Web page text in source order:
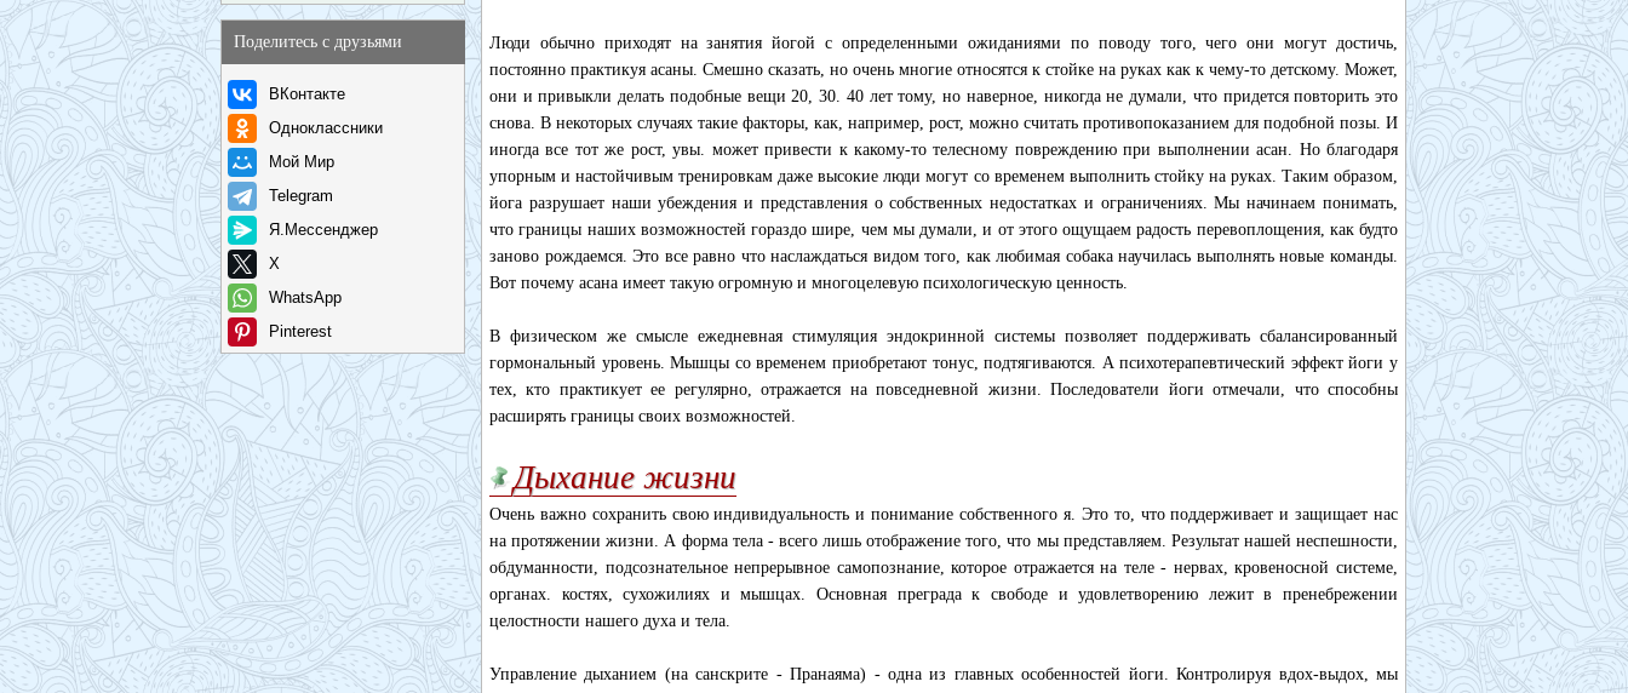
Поделитесь с друзьями
ВКонтакте
Одноклассники
Мой Мир
Telegram
Я.Мессенджер
X
WhatsApp
Pinterest
Люди обычно приходят на занятия йогой с определенными ожиданиями по поводу того, чего они могут достичь,
постоянно практикуя асаны. Смешно сказать, но очень многие относятся к стойке на руках как к чему-то детскому. Может,
они и привыкли делать подобные вещи 20, 30. 40 лет тому, но наверное, никогда не думали, что придется повторить это
снова. В некоторых случаях такие факторы, как, например, рост, можно считать противопоказанием для подобной позы. И
иногда все тот же рост, увы. может привести к какому-то телесному повреждению при выполнении асан. Но благодаря
упорным и настойчивым тренировкам даже высокие люди могут со временем выполнить стойку на руках. Таким образом,
йога разрушает наши убеждения и представления о собственных недостатках и ограничениях. Мы начинаем понимать,
что границы наших возможностей гораздо шире, чем мы думали, и от этого ощущаем радость перевоплощения, как будто
заново рождаемся. Это все равно что наслаждаться видом того, как любимая собака научилась выполнять новые команды.
Вот почему асана имеет такую огромную и многоцелевую психологическую ценность.
В физическом же смысле ежедневная стимуляция эндокринной системы позволяет поддерживать сбалансированный
гормональный уровень. Мышцы со временем приобретают тонус, подтягиваются. А психотерапевтический эффект йоги у
тех, кто практикует ее регулярно, отражается на повседневной жизни. Последователи йоги отмечали, что способны
расширять границы своих возможностей.
Дыхание жизни
Очень важно сохранить свою индивидуальность и понимание собственного я. Это то, что поддерживает и защищает нас
на протяжении жизни. А форма тела - всего лишь отображение того, что мы представляем. Результат нашей неспешности,
обдуманности, подсознательное непрерывное самопознание, которое отражается на теле - нервах, кровеносной системе,
органах. костях, сухожилиях и мышцах. Основная преграда к свободе и удовлетворению лежит в пренебрежении
целостности нашего духа и тела.
Управление дыханием (на санскрите - Пранаяма) - одна из главных особенностей йоги. Контролируя вдох-выдох, мы